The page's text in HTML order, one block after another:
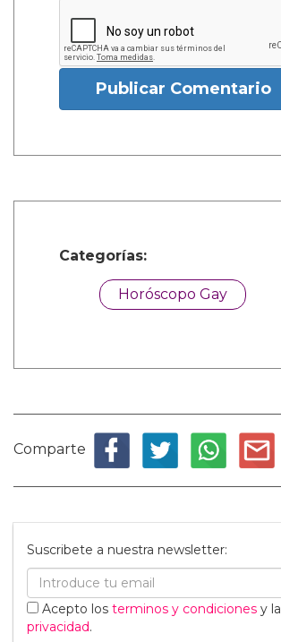
Publicar Comentario
Categorías:
Horóscopo Gay
Comparte
Suscribete a nuestra newsletter:
Acepto los terminos y condiciones y la
privacidad.